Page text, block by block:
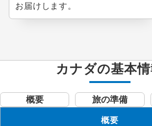
お届けします。
カナダの基本情
概要 旅の準備
概要